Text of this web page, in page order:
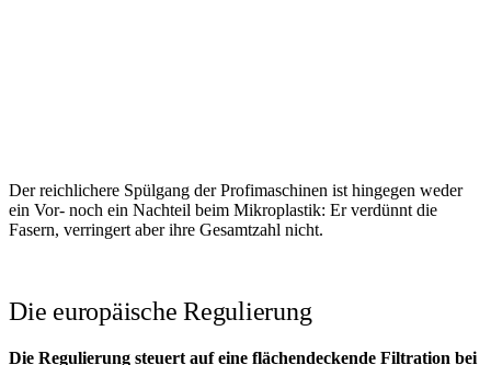
Der reichlichere Spülgang der Profimaschinen ist hingegen weder
ein Vor- noch ein Nachteil beim Mikroplastik: Er verdünnt die
Fasern, verringert aber ihre Gesamtzahl nicht.
Die europäische Regulierung
Die Regulierung steuert auf eine flächendeckende Filtration bei